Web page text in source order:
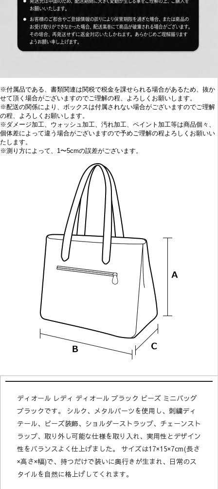
※付属品である、書類関連は関税で税金を課せられる場合があるため、抜か
せて頂く場合がございますのでご理解の程、よろしくお願いします。
※配送の関係により、ボックスは付属されない場合がございますのでご理解
の程、よろしくお願いします。
※ ダメージ加工、 ウォッシュ加工、汚れ加工、ペイント加工等は商品個々、
個体差によって違う場合がございますので予めご理解の程よろしくお願いい
たします。
※測り方によって、1〜5cmの誤差がございます。
ディオール レディ ディオール ブラック ビーズ ミニバッグ
ブラックです。 シルク、メタルパーツを使用し、刺繍ディ
テール、ビーズ装飾、ショルダーストラップ、チェーンスト
ラップ、取り外し可能な仕様を取り入れ、実用性とデザイン
性をバランスよく仕上げました。 サイズは17×15×7cm(長さ
×高さ×幅)で、持つだけで装いに奥行きが生まれ、日常のス
タイルを自然に格上げしてくれます。